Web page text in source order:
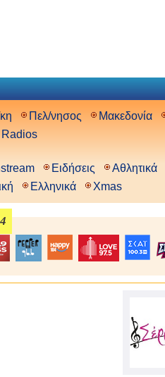
Πελ/νησος
Μακεδονία
Ειδήσεις
Αθλητικά
Ελληνικά Xmas